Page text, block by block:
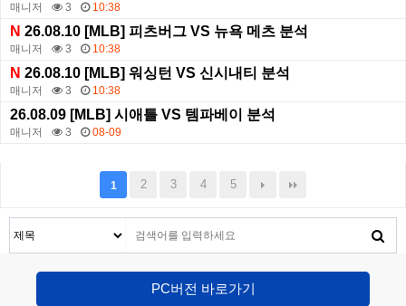
매니저 3 10:38
N 26.08.10 [MLB] 피츠버그 VS 뉴욕 메츠 분석
매니저 3 10:38
N 26.08.10 [MLB] 워싱턴 VS 신시내티 분석
매니저 3 10:38
26.08.09 [MLB] 시애틀 VS 템파베이 분석
매니저 3 08-09
1 2 3 4 5
PC버전 바로가기